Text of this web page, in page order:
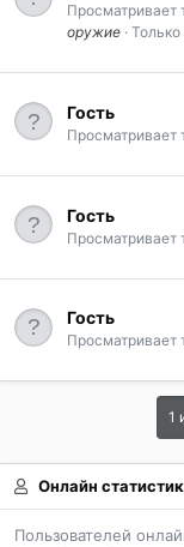
Просматривает
оружие Только
Гость
Просматривает
Гость
Просматривает
Гость
Просматривает
1
Онлайн
Пользователей